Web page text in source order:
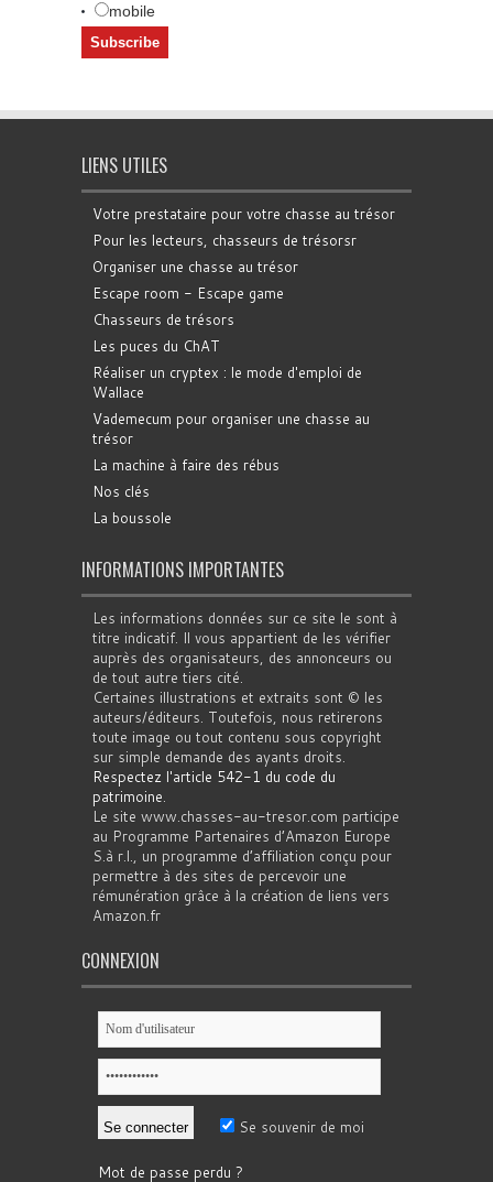
mobile
LIENS UTILES
Votre prestataire pour votre chasse au trésor
Pour les lecteurs, chasseurs de trésorsr
Organiser une chasse au trésor
Escape room - Escape game
Chasseurs de trésors
Les puces du ChAT
Réaliser un cryptex : le mode d'emploi de
Wallace
Vademecum pour organiser une chasse au
trésor
La machine à faire des rébus
Nos clés
La boussole
INFORMATIONS IMPORTANTES
Les informations données sur ce site le sont à
titre indicatif. Il vous appartient de les vérifier
auprès des organisateurs, des annonceurs ou
de tout autre tiers cité.
Certaines illustrations et extraits sont © les
auteurs/éditeurs. Toutefois, nous retirerons
toute image ou tout contenu sous copyright
sur simple demande des ayants droits.
Respectez l'article 542-1 du code du
patrimoine.
Le site www.chasses-au-tresor.com participe
au Programme Partenaires d’Amazon Europe
S.à r.l., un programme d’affiliation conçu pour
permettre à des sites de percevoir une
rémunération grâce à la création de liens vers
Amazon.fr
CONNEXION
Se souvenir de moi
Mot de passe perdu ?